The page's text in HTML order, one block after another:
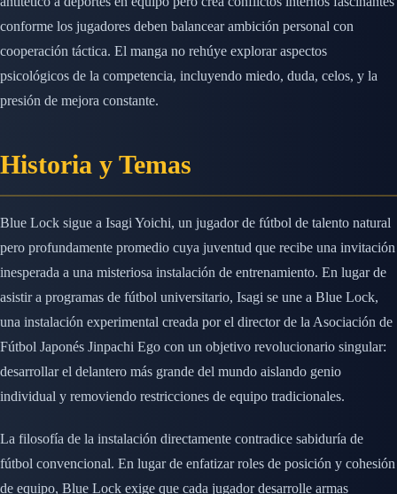
conforme los jugadores deben balancear ambición personal con
cooperación táctica. El manga no rehúye explorar aspectos
psicológicos de la competencia, incluyendo miedo, duda, celos, y la
presión de mejora constante.
Historia y Temas
Blue Lock sigue a Isagi Yoichi, un jugador de fútbol de talento natural
pero profundamente promedio cuya juventud que recibe una invitación
inesperada a una misteriosa instalación de entrenamiento. En lugar de
asistir a programas de fútbol universitario, Isagi se une a Blue Lock,
una instalación experimental creada por el director de la Asociación de
Fútbol Japonés Jinpachi Ego con un objetivo revolucionario singular:
desarrollar el delantero más grande del mundo aislando genio
individual y removiendo restricciones de equipo tradicionales.
La filosofía de la instalación directamente contradice sabiduría de
fútbol convencional. En lugar de enfatizar roles de posición y cohesión
de equipo, Blue Lock exige que cada jugador desarrolle armas